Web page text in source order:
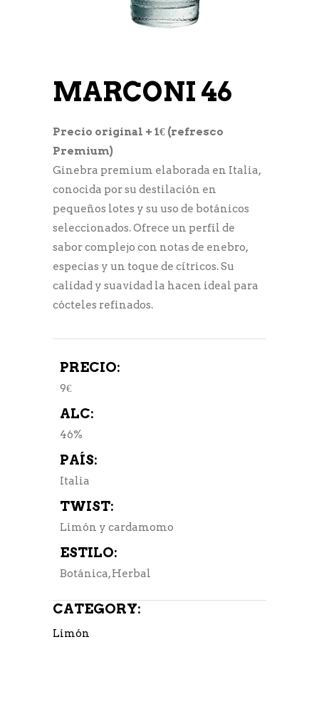
MARCONI 46
Precio original + 1€ (refresco
Premium)
Ginebra premium elaborada en Italia,
conocida por su destilación en
pequeños lotes y su uso de botánicos
seleccionados. Ofrece un perfil de
sabor complejo con notas de enebro,
especias y un toque de cítricos. Su
calidad y suavidad la hacen ideal para
cócteles refinados.
PRECIO:
9€
ALC:
46%
PAÍS:
Italia
TWIST:
Limón y cardamomo
ESTILO:
Botánica, Herbal
CATEGORY:
Limón